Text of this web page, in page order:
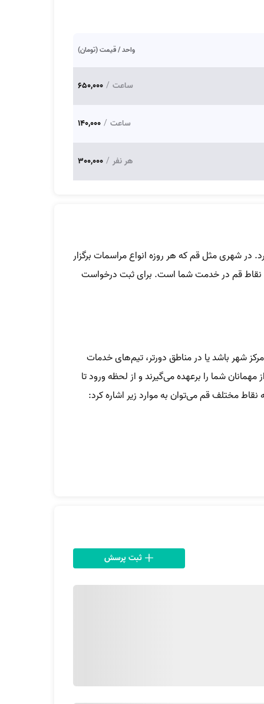
واحد / قیمت (تومان)
ساعت /
650,000
ساعت /
140,000
هر نفر /
300,000
در شهری مثل قم که هر روزه انواع مراسمات برگزار
نقاط قم در خدمت شما است. برای ثبت درخواست
شهر باشد یا در مناطق دورتر، تیم‌های خدمات
شما را برعهده می‌گیرند و از لحظه ورود تا
نقاط مختلف قم می‌توان به موارد زیر اشاره کرد:
از جمله این معیارها از این قرار هستند: